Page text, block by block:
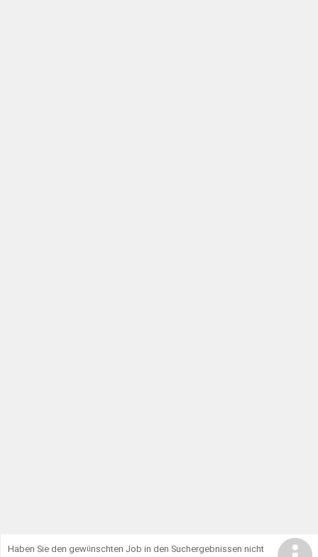
Haben Sie den gewünschten Job in den Suchergebnissen nicht